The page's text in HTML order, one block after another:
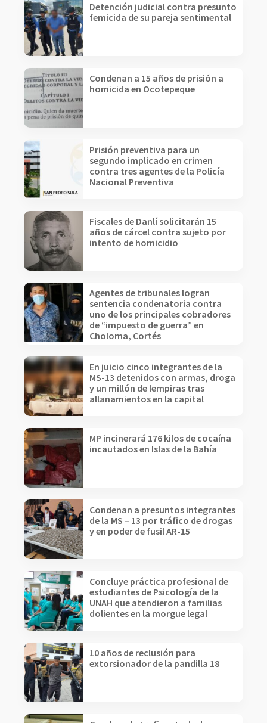
Detención judicial contra presunto
femicida de su pareja sentimental
Condenan a 15 años de prisión a
homicida en Ocotepeque
Prisión preventiva para un
segundo implicado en crimen
contra tres agentes de la Policía
Nacional Preventiva
Fiscales de Danlí solicitarán 15
años de cárcel contra sujeto por
intento de homicidio
Agentes de tribunales logran
sentencia condenatoria contra
uno de los principales cobradores
de “impuesto de guerra” en
Choloma, Cortés
En juicio cinco integrantes de la
MS-13 detenidos con armas, droga
y un millón de lempiras tras
allanamientos en la capital
MP incinerará 176 kilos de cocaína
incautados en Islas de la Bahía
Condenan a presuntos integrantes
de la MS – 13 por tráfico de drogas
y en poder de fusil AR-15
Concluye práctica profesional de
estudiantes de Psicología de la
UNAH que atendieron a familias
dolientes en la morgue legal
10 años de reclusión para
extorsionador de la pandilla 18